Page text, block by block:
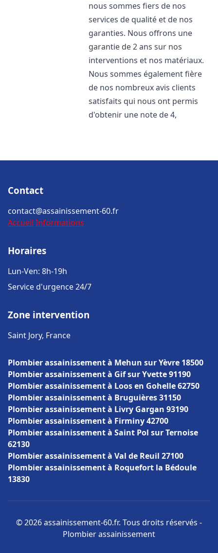
nous sommes fiers de nos
services de qualité et de nos
garanties. Nous offrons une
garantie de 2 ans sur nos
interventions et nos matériaux.
Nous sommes également fière
de nos nombreux avis clients
satisfaits qui nous ont permis
d'obtenir une note de 4,
Contact
contact@assainissement-60.fr
Accueil Informations
Horaires
Lun-Ven: 8h-19h
Service d'urgence 24/7
Zone intervention
Saint Jory, France
Plombier assainissement à Mehun sur Yèvre 18500
Plombier assainissement à Gif sur Yvette 91190
Plombier assainissement à Loos en Gohelle 62750
Plombier assainissement à Bruguières 31150
Plombier assainissement à Livry Gargan 93190
Plombier assainissement à Firminy 42700
Plombier assainissement à Saint Pol sur Ternoise
62130
Plombier assainissement à Val de Reuil 27100
Plombier assainissement à Roquefort la Bédoule
13830
© 2026 assainissement-60.fr. Tous droits réservés -
Plombier assainissement